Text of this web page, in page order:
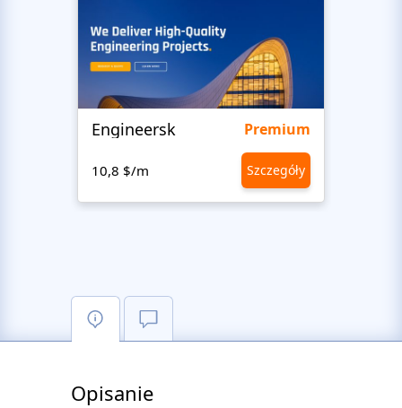
Engineersk Premium
10,8 $/m Szczegóły
Opisanie